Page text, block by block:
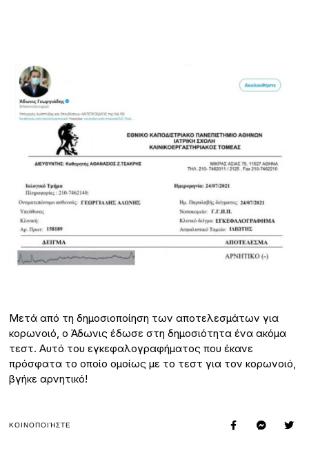
Μετά από τη δημοσιοποίηση των αποτελεσμάτων για
κορωνοιό, ο Άδωνις έδωσε στη δημοσιότητα ένα ακόμα
τεστ. Αυτό του εγκεφαλογραφήματος που έκανε
πρόσφατα το οποίο ομοίως με το τεστ για τον κορωνοιό,
βγήκε αρνητικό!
ΚΟΙΝΟΠΟΙΉΣΤΕ